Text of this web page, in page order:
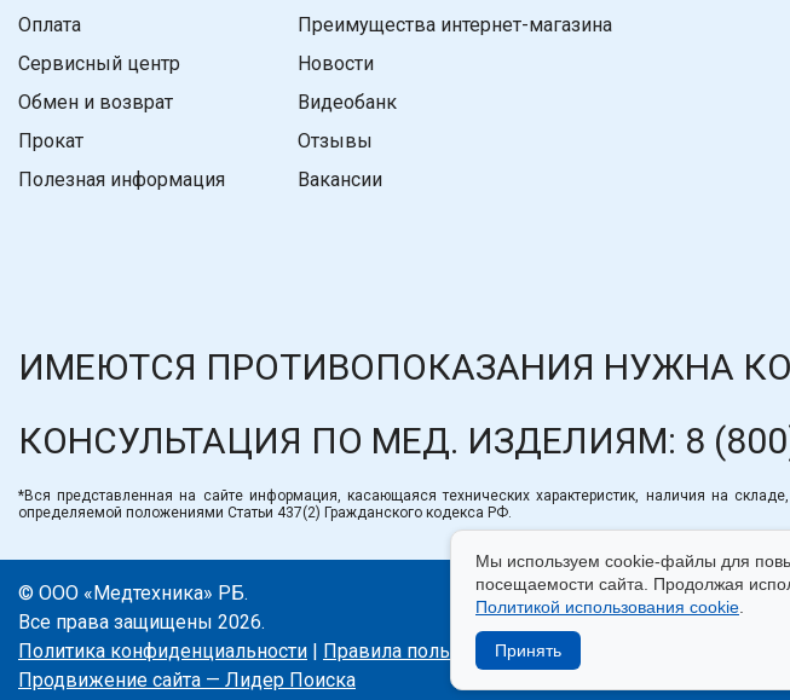
Оплата
Сервисный центр
Обмен и возврат
Прокат
Полезная информация
Преимущества интернет-магазина
Новости
Видеобанк
Отзывы
Вакансии
ИМЕЮТСЯ ПРОТИВОПОКАЗАНИЯ НУЖНА
КОНСУЛЬТАЦИЯ ПО МЕД. ИЗДЕЛИЯМ: 8
*Вся представленная на сайте информация, касающаяся технических характеристик, наличия на
определяемой положениями Статьи 437(2) Гражданского кодекса РФ.
© ООО «Медтехника» РБ.
Все права защищены 2026.
Политика конфиденциальности | Правила пользования сайтом
Продвижение сайта — Лидер Поиска
Мы используем cookie-файлы для
посещаемости сайта. Продолжая
Политикой использования cookie
Принять